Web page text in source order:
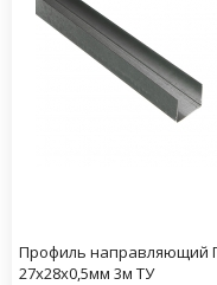
Профиль направляющий
27х28х0,5мм 3м ТУ